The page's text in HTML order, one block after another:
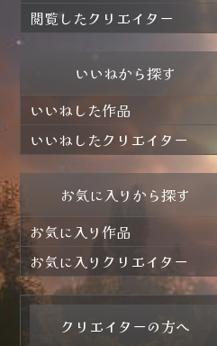
閲覧したクリエイター
いいねから探す
いいねした作品
いいねしたクリエイター
お気に入りから探す
お気に入り作品
お気に入りクリエイター
クリエイターの方へ